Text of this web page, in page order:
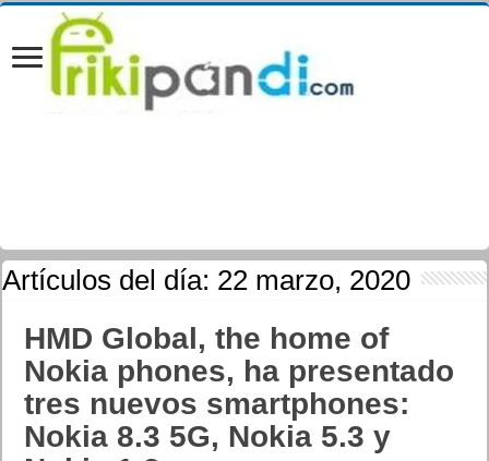
Artículos del día: 22 marzo, 2020
HMD Global, the home of
Nokia phones, ha presentado
tres nuevos smartphones:
Nokia 8.3 5G, Nokia 5.3 y